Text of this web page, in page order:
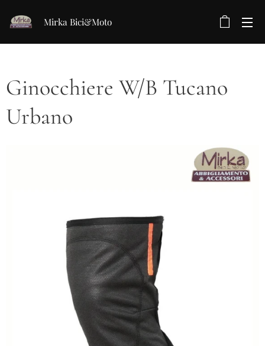
Mirka Bici&Moto
Ginocchiere W/B Tucano
Urbano